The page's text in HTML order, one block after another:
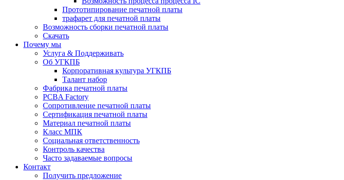
Прототипирование печатной платы
трафарет для печатной платы
Возможность сборки печатной платы
Скачать
Почему мы
Услуга & Поддерживать
Об УГКПБ
Корпоративная культура УГКПБ
Талант набор
Фабрика печатной платы
PCBA Factory
Сопротивление печатной платы
Сертификация печатной платы
Материал печатной платы
Класс МПК
Социальная ответственность
Контроль качества
Часто задаваемые вопросы
Контакт
Получить предложение